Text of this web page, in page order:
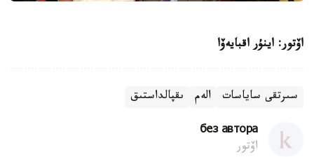
اۆتور: اينۇر اقبايەۆا
سىرتقى ساياسات الەم ىقپالداستىق
без автора
اۆتور